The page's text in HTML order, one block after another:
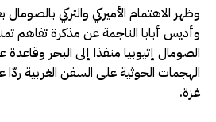
وظهر الاهتمام الأميركي والتركي
وأديس أبابا الناجمة عن مذكرة تفاهم
الصومال إثيوبيا منفذا إلى البحر
الهجمات الحوثية على السفن الغربية
غزة.